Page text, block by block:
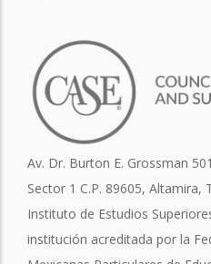
Av. Dr. Burton E. Grossman
Sector 1 C.P. 89605, Altamira,
Instituto de Estudios
institución acreditada por la